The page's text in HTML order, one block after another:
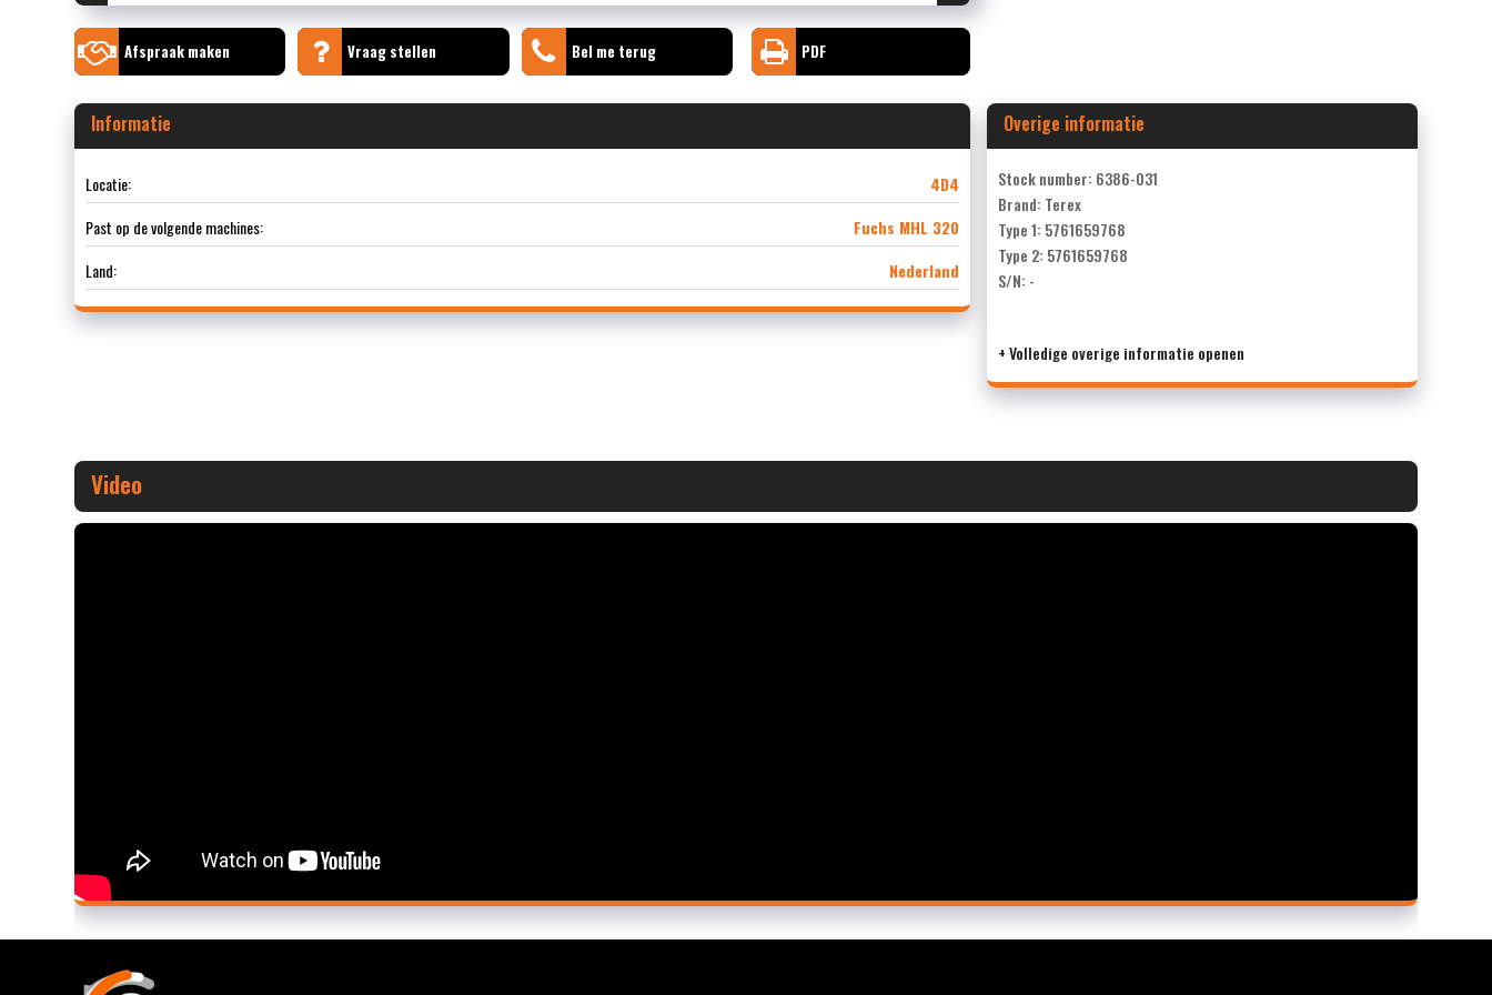
Afspraak maken Vraag stellen Bel me terug PDF
Informatie
Locatie:
4D4
Past op de volgende machines:
Fuchs MHL 320
Land:
Nederland
Overige informatie
Stock number: 6386-031
Brand: Terex
Type 1: 5761659768
Type 2: 5761659768
S/N: -
+ Volledige overige informatie openen
Video